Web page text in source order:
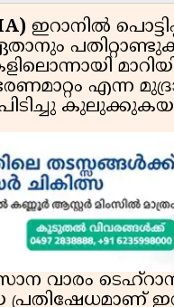
ഇറാനിൽ
എന്ന
പിടിച്ചു
വാരം
പ്രതിഷേധമാണ്